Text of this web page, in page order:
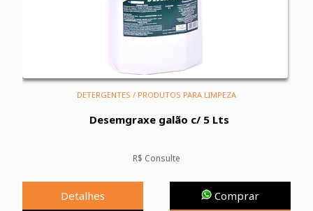
DETERGENTES / PRODUTOS PARA LIMPEZA
Desemgraxe galão c/ 5 Lts
R$ Consulte
Detalhes Comprar